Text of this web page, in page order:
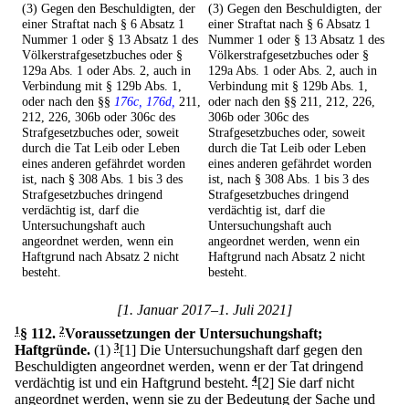
(3) Gegen den Beschuldigten, der
einer Straftat nach § 6 Absatz 1
Nummer 1 oder § 13 Absatz 1 des
Völkerstrafgesetzbuches oder §
129a Abs. 1 oder Abs. 2, auch in
Verbindung mit § 129b Abs. 1,
oder nach den §§ 176c, 176d, 211,
212, 226, 306b oder 306c des
Strafgesetzbuches oder, soweit
durch die Tat Leib oder Leben
eines anderen gefährdet worden
ist, nach § 308 Abs. 1 bis 3 des
Strafgesetzbuches dringend
verdächtig ist, darf die
Untersuchungshaft auch
angeordnet werden, wenn ein
Haftgrund nach Absatz 2 nicht
besteht.
(3) Gegen den Beschuldigten, der
einer Straftat nach § 6 Absatz 1
Nummer 1 oder § 13 Absatz 1 des
Völkerstrafgesetzbuches oder §
129a Abs. 1 oder Abs. 2, auch in
Verbindung mit § 129b Abs. 1,
oder nach den §§ 211, 212, 226,
306b oder 306c des
Strafgesetzbuches oder, soweit
durch die Tat Leib oder Leben
eines anderen gefährdet worden
ist, nach § 308 Abs. 1 bis 3 des
Strafgesetzbuches dringend
verdächtig ist, darf die
Untersuchungshaft auch
angeordnet werden, wenn ein
Haftgrund nach Absatz 2 nicht
besteht.
[1. Januar 2017–1. Juli 2021]
1§ 112. 2Voraussetzungen der Untersuchungshaft;
Haftgründe. (1) 3[1] Die Untersuchungshaft darf gegen den
Beschuldigten angeordnet werden, wenn er der Tat dringend
verdächtig ist und ein Haftgrund besteht. 4[2] Sie darf nicht
angeordnet werden, wenn sie zu der Bedeutung der Sache und